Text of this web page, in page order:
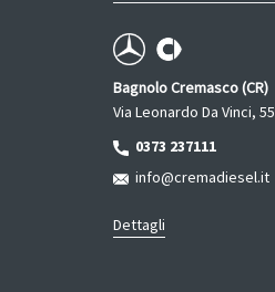
Bagnolo Cremasco (CR)
Via Leonardo Da Vinci, 55
0373 237111
info@cremadiesel.it
Dettagli